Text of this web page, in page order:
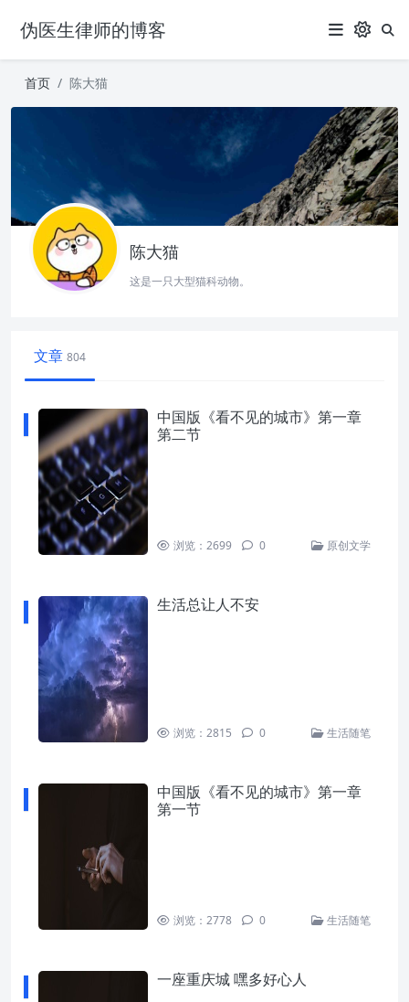
伪医生律师的博客
首页 陈大猫
陈大猫
这是一只大型猫科动物。
文章 804
中国版《看不见的城市》第一章
第二节
浏览：2699 0 原创文学
生活总让人不安
浏览：2815 0 生活随笔
中国版《看不见的城市》第一章
第一节
浏览：2778 0 生活随笔
一座重庆城 嘿多好心人